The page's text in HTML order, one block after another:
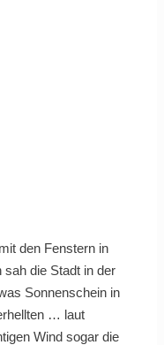
den Fenstern in
die Stadt in der
Sonnenschein in
… laut
Wind sogar die